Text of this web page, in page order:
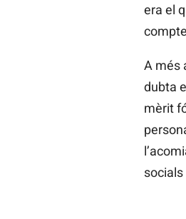
era el
A més
dubta
mèrit
socials